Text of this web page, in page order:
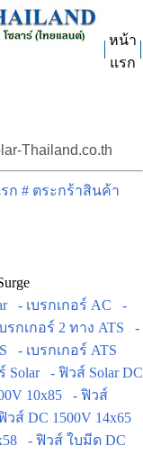
หน้า
แรก
Thailand.co.th
ก # ตระกร้าสินค้า
- เบรกเกอร์ AC
-
รกเกอร์ 2 ทาง ATS
-
- เบรกเกอร์ ATS
Solar
- ฟิวส์ Solar DC
10x85
- ฟิวส์
วส์ DC 1500V 14x65
- ฟิวส์ ใบมีด DC